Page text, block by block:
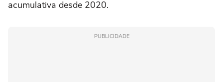
acumulativa desde 2020.
PUBLICIDADE